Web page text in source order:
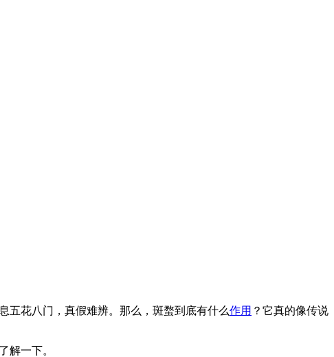
五花八门，真假难辨。那么，斑蝥到底有什么作用 ？它真的像传说
解一下。